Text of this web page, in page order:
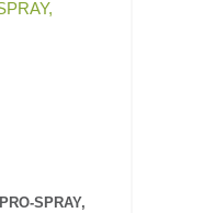
SPRAY,